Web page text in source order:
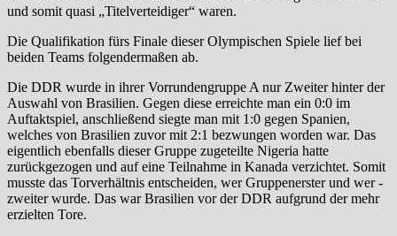
und somit quasi „Titelverteidiger“ waren.
Die Qualifikation fürs Finale dieser Olympischen Spiele lief bei
beiden Teams folgendermaßen ab.
Die DDR wurde in ihrer Vorrundengruppe A nur Zweiter hinter der
Auswahl von Brasilien. Gegen diese erreichte man ein 0:0 im
Auftaktspiel, anschließend siegte man mit 1:0 gegen Spanien,
welches von Brasilien zuvor mit 2:1 bezwungen worden war. Das
eigentlich ebenfalls dieser Gruppe zugeteilte Nigeria hatte
zurückgezogen und auf eine Teilnahme in Kanada verzichtet. Somit
musste das Torverhältnis entscheiden, wer Gruppenerster und wer -
zweiter wurde. Das war Brasilien vor der DDR aufgrund der mehr
erzielten Tore.